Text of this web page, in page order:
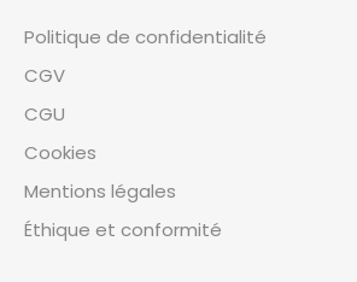
Politique de confidentialité
CGV
CGU
Cookies
Mentions légales
Éthique et conformité